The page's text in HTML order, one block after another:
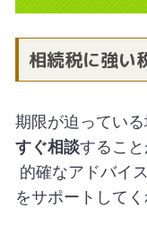
相続税に強い
期限が迫っている
すぐ相談すること
的確なアドバイ
をサポートしてく